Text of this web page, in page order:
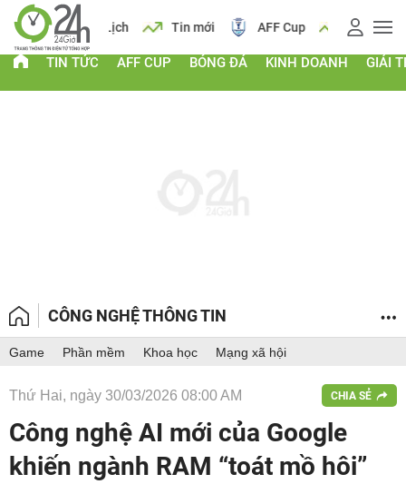
Lịch Tin mới AFF Cup Giá vàng
TIN TỨC AFF CUP BÓNG ĐÁ KINH DOANH GIẢI
CÔNG NGHỆ THÔNG TIN
Game Phần mềm Khoa học Mạng xã hội
Thứ Hai, ngày 30/03/2026 08:00 AM CHIA SẺ
Công nghệ AI mới của Google
khiến ngành RAM “toát mồ hôi”